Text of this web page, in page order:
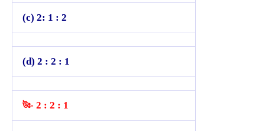
(c) 2: 1 : 2
(d) 2 : 2 : 1
উঃ- 2 : 2 : 1